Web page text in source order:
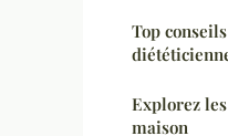
Top
Explorez
maison